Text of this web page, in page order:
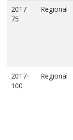
2017-
75
Regional
2017-
100
Regional